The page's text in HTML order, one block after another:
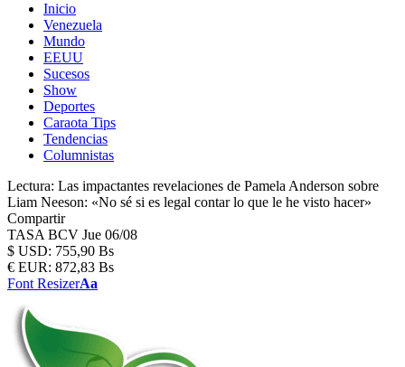
Inicio
Venezuela
Mundo
EEUU
Sucesos
Show
Deportes
Caraota Tips
Tendencias
Columnistas
Lectura: Las impactantes revelaciones de Pamela Anderson sobre
Liam Neeson: «No sé si es legal contar lo que le he visto hacer»
Compartir
TASA BCV Jue 06/08
$ USD: 755,90 Bs
€ EUR: 872,83 Bs
Font ResizerAa